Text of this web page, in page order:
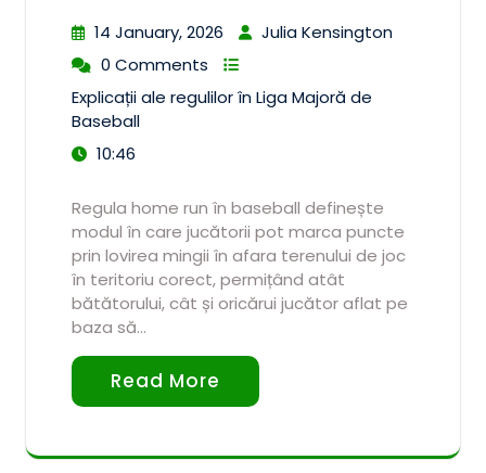
14 January, 2026
Julia Kensington
0 Comments
Explicații ale regulilor în Liga Majoră de
Baseball
10:46
Regula home run în baseball definește
modul în care jucătorii pot marca puncte
prin lovirea mingii în afara terenului de joc
în teritoriu corect, permițând atât
bătătorului, cât și oricărui jucător aflat pe
baza să…
Read More